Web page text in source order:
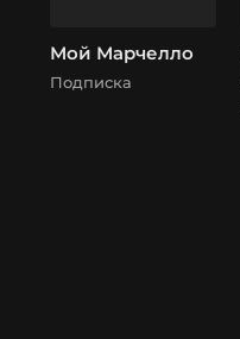
Мой Марчелло
Подписка